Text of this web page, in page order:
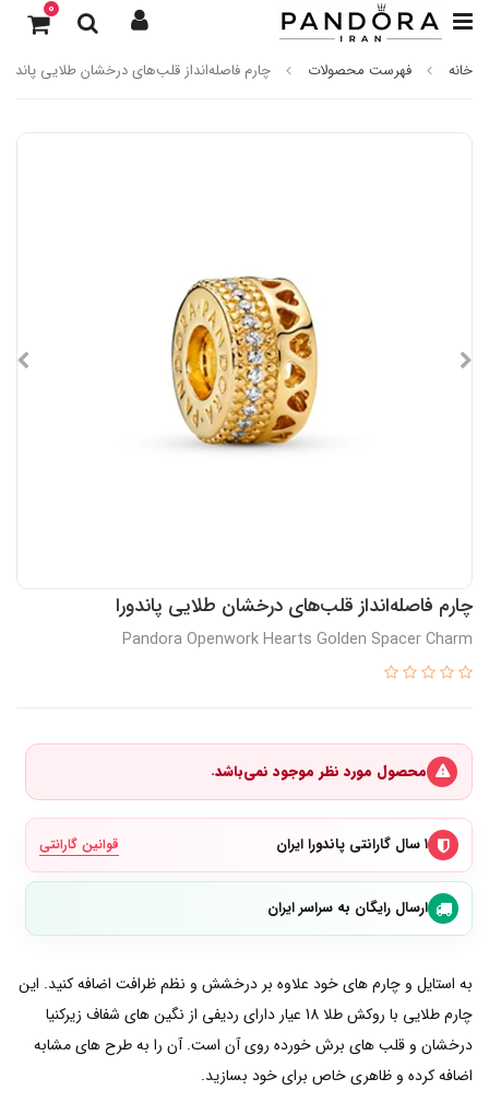
0
خانه فهرست محصولات چارم فاصله‌انداز قلب‌های درخشان طلایی پاندورا
چارم فاصله‌انداز قلب‌های درخشان طلایی پاندورا
Pandora Openwork Hearts Golden Spacer Charm
محصول مورد نظر موجود نمی‌باشد.
۱ سال گارانتی پاندورا ایران قوانین گارانتی
ارسال رایگان به سراسر ایران
به استایل و چارم های خود علاوه بر درخشش و نظم ظرافت اضافه کنید. این
چارم طلایی با روکش طلا 18 عیار دارای ردیفی از نگین های شفاف زیرکنیا
درخشان و قلب های برش خورده روی آن است. آن را به طرح های مشابه
اضافه کرده و ظاهری خاص برای خود بسازید.